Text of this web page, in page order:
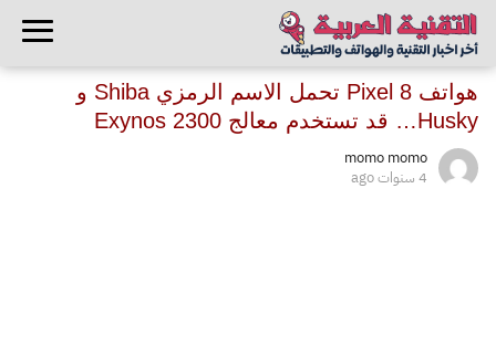
هواتف Pixel 8 تحمل الاسم الرمزي Shiba و
Husky… قد تستخدم معالج Exynos 2300
momo momo
4 سنوات ago